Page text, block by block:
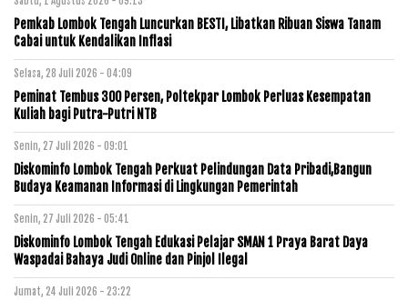
Pemkab Lombok Tengah Luncurkan BESTI, Libatkan Ribuan Siswa Tanam
Cabai untuk Kendalikan Inflasi
Selasa, 28 Juli 2026 - 04:09
Peminat Tembus 300 Persen, Poltekpar Lombok Perluas Kesempatan
Kuliah bagi Putra-Putri NTB
Senin, 27 Juli 2026 - 09:01
Diskominfo Lombok Tengah Perkuat Pelindungan Data Pribadi,Bangun
Budaya Keamanan Informasi di Lingkungan Pemerintah
Senin, 27 Juli 2026 - 05:41
Diskominfo Lombok Tengah Edukasi Pelajar SMAN 1 Praya Barat Daya
Waspadai Bahaya Judi Online dan Pinjol Ilegal
Jumat, 24 Juli 2026 - 23:22